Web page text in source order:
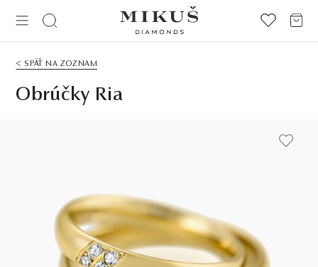
< SPÄŤ NA ZOZNAM
Obrúčky Ria